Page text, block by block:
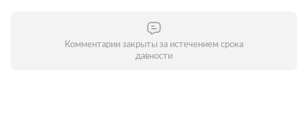
Комментарии закрыты за истечением срока
давности